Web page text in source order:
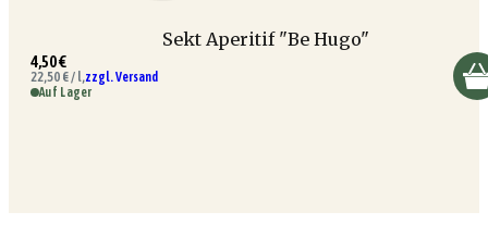
Sekt Aperitif "Be Hugo"
4,50 €
22,50 € / l,zzgl. Versand
Auf Lager